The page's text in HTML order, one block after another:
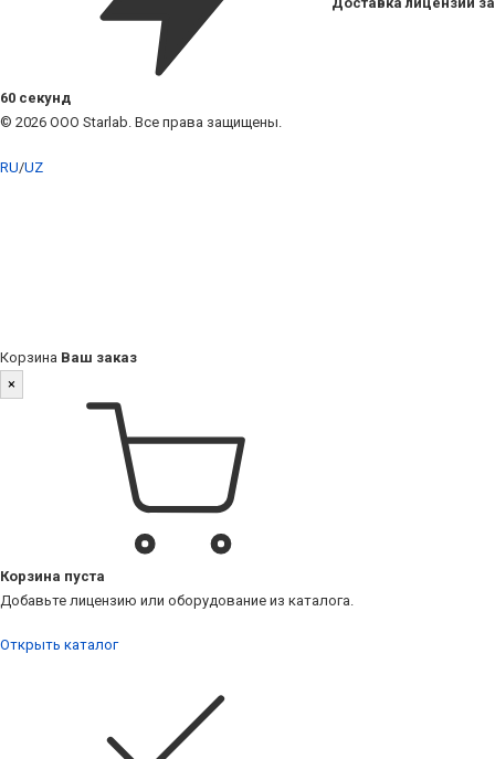
60 секунд
© 2026 ООО Starlab. Все права защищены.
RU/UZ
Корзина Ваш заказ
×
Корзина пуста
Добавьте лицензию или оборудование из каталога.
Открыть каталог